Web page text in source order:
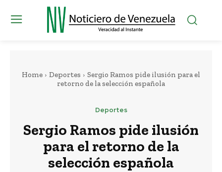
Home Deportes
Sergio Ramos pide ilusión para el
retorno de la selección española
Deportes
Sergio Ramos pide ilusión
para el retorno de la
selección española